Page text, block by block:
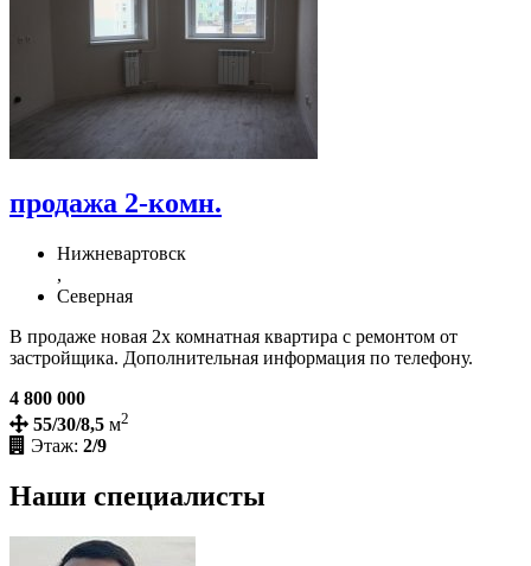
продажа 2-комн.
Нижневартовск
,
Северная
В продаже новая 2х комнатная квартира с ремонтом от
застройщика. Дополнительная информация по телефону.
4 800 000
55/30/8,5 м2
Этаж: 2/9
Наши специалисты